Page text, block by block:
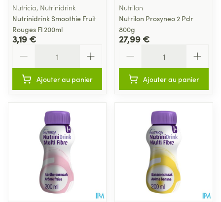
Nutricia, Nutrinidrink
Nutrinidrink Smoothie Fruit
Rouges Fl 200ml
3,19 €
Ajouter au panier
Nutrilon
Nutrilon Prosyneo 2 Pdr
800g
27,99 €
Ajouter au panier